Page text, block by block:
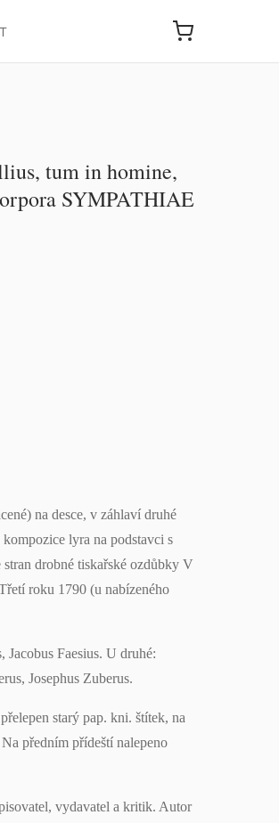
tum in homine,
SYMPATHIAE
na desce, v záhlaví druhé
lyra na podstavci s
drobné tiskařské ozdůbky V
roku 1790 (u nabízeného
Jacobus Faesius. U druhé:
Josephus Zuberus.
starý pap. kni. štítek, na
předním přídeští nalepeno
vydavatel a kritik. Autor